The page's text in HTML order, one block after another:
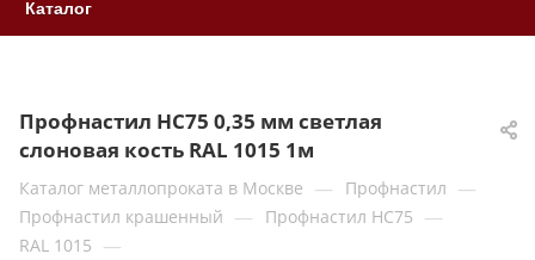
Каталог
Профнастил НС75 0,35 мм светлая
слоновая кость RAL 1015 1м
Каталог металлопроката в Москве — Профнастил —
Профнастил крашенный — Профнастил НС75 —
RAL 1015 —